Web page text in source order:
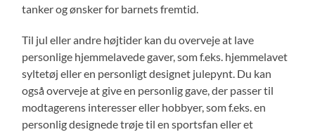
tanker og ønsker for barnets fremtid.
Til jul eller andre højtider kan du overveje at lave
personlige hjemmelavede gaver, som f.eks. hjemmelavet
syltetøj eller en personligt designet julepynt. Du kan
også overveje at give en personlig gave, der passer til
modtagerens interesser eller hobbyer, som f.eks. en
personlig designede trøje til en sportsfan eller et